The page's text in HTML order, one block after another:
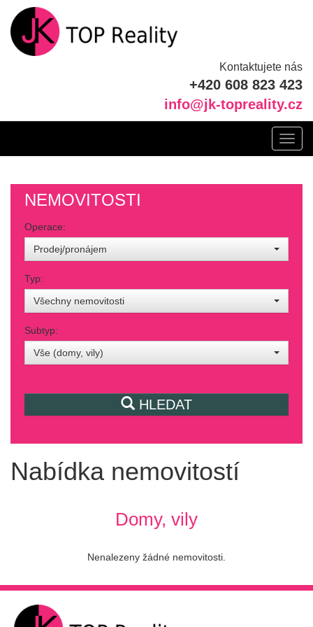
Kontaktujete nás
+420 608 823 423
info@jk-topreality.cz
NEMOVITOSTI
Operace:
Prodej/pronájem
Typ:
Všechny nemovitosti
Subtyp:
Vše (domy, vily)
HLEDAT
Nabídka nemovitostí
Domy, vily
Nenalezeny žádné nemovitosti.